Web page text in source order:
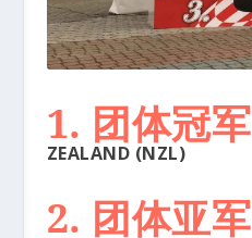
1. 团体冠军
ZEALAND (NZL)
2. 团体亚军